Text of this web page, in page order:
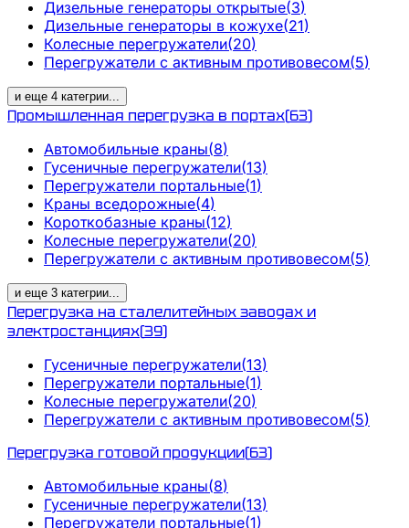
Дизельные генераторы открытые(3)
Дизельные генераторы в кожухе(21)
Колесные перегружатели(20)
Перегружатели с активным противовесом(5)
и еще 4 категрии...
Промышленная перегрузка в портах(63)
Автомобильные краны(8)
Гусеничные перегружатели(13)
Перегружатели портальные(1)
Краны вседорожные(4)
Короткобазные краны(12)
Колесные перегружатели(20)
Перегружатели с активным противовесом(5)
и еще 3 категрии...
Перегрузка на сталелитейных заводах и
электростанциях(39)
Гусеничные перегружатели(13)
Перегружатели портальные(1)
Колесные перегружатели(20)
Перегружатели с активным противовесом(5)
Перегрузка готовой продукции(63)
Автомобильные краны(8)
Гусеничные перегружатели(13)
Перегружатели портальные(1)